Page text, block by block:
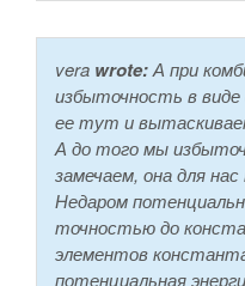
vera wrote:А при
избыточность в
ее тут и
А до того мы
замечаем, она для
Недаром
точностью до
элементов
потенциальная